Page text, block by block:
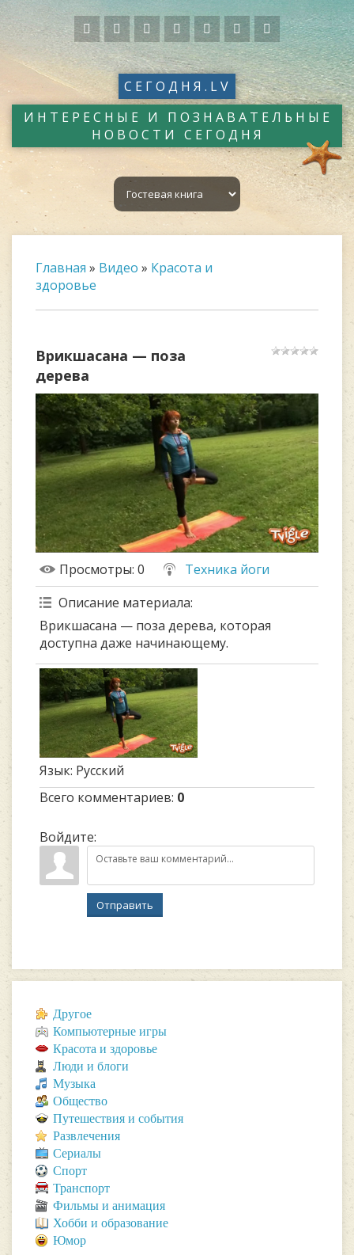
СЕГОДНЯ.LV
ИНТЕРЕСНЫЕ И ПОЗНАВАТЕЛЬНЫЕ
НОВОСТИ СЕГОДНЯ
Главная » Видео » Красота и
здоровье
Врикшасана — поза
дерева
Просмотры: 0
Техника йоги
Описание материала:
Врикшасана — поза дерева, которая
доступна даже начинающему.
Язык: Русский
Всего комментариев: 0
Войдите:
Отправить
Другое
Компьютерные игры
Красота и здоровье
Люди и блоги
Музыка
Общество
Путешествия и события
Развлечения
Сериалы
Спорт
Транспорт
Фильмы и анимация
Хобби и образование
Юмор